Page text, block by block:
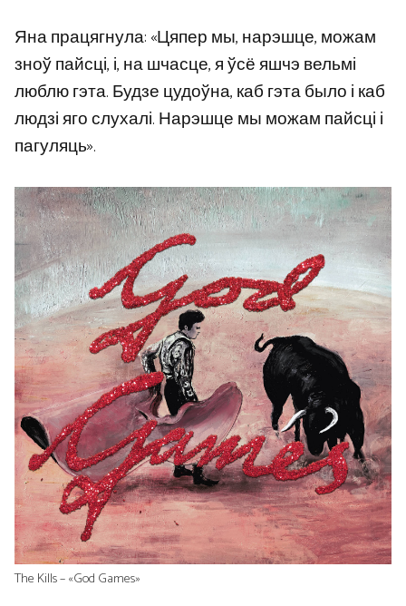
Яна працягнула: «Цяпер мы, нарэшце, можам
зноў пайсці, і, на шчасце, я ўсё яшчэ вельмі
люблю гэта. Будзе цудоўна, каб гэта было і каб
людзі яго слухалі. Нарэшце мы можам пайсці і
пагуляць».
The Kills – «God Games»